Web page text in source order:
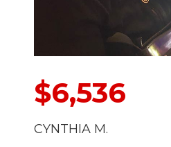
$6,536
CYNTHIA M.